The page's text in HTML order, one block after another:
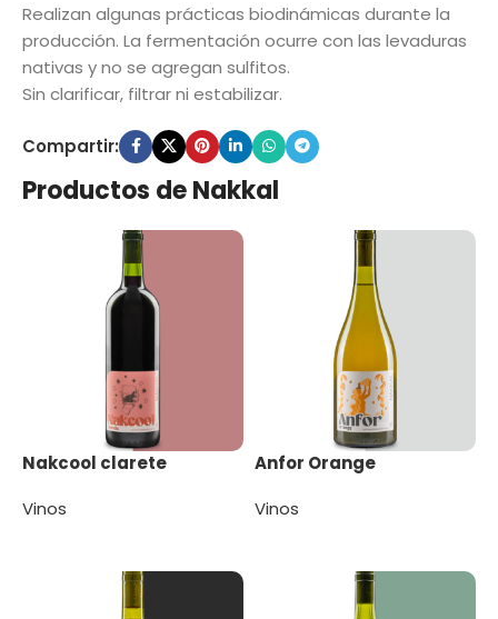
Realizan algunas prácticas biodinámicas durante la
producción. La fermentación ocurre con las levaduras
nativas y no se agregan sulfitos.
Sin clarificar, filtrar ni estabilizar.
Compartir:
Productos de Nakkal
Nakcool clarete
Vinos
Anfor Orange
Vinos